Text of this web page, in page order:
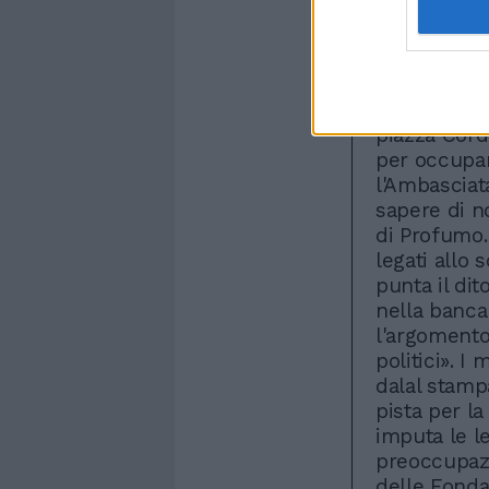
alcune
ambienti
gestire
Profumo.
piazza
per
sapere di
di
legati allo
punta il
nella
politici». I
dalal
pista per
imputa le